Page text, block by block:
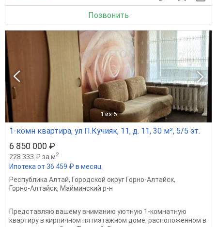
Позвонить
1 из 6
1-комн квартира, ул П.Кучияк, 11, д. 11, 30 м², 5/5 эт.
6 850 000 ₽
228 333 ₽ за м2
Ипотека от 36 459 ₽ в месяц
Республика Алтай, Городской округ Горно-Алтайск,
Горно-Алтайск, Майминский р-н
Представляю вашему вниманию уютную 1-комнатную
квартиру в кирпичном пятиэтажном доме, расположенном в